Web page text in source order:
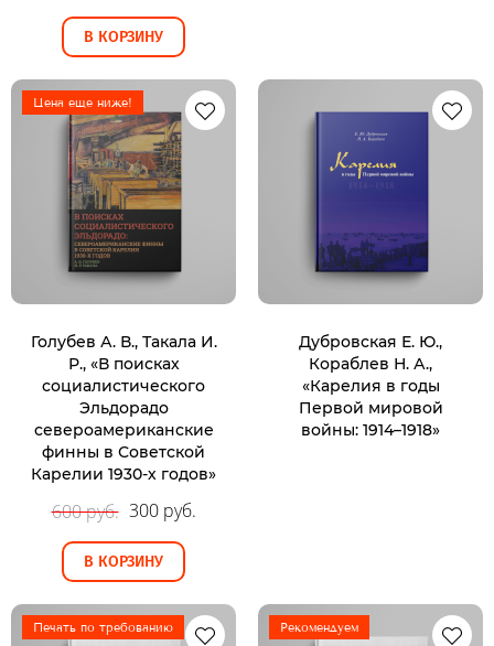
В КОРЗИНУ
Цена еще ниже!
Голубев А. В., Такала И.
Р., «В поисках
социалистического
Эльдорадо
североамериканские
финны в Советской
Карелии 1930-х годов»
600 руб. 300 руб.
В КОРЗИНУ
Дубровская Е. Ю.,
Кораблев Н. А.,
«Карелия в годы
Первой мировой
войны: 1914–1918»
Печать по требованию Рекомендуем